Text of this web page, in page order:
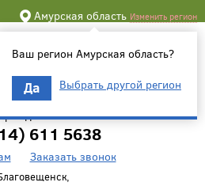
Амурская область Изменить регион
Ваш регион Амурская область?
Да Выбрать другой регион
для связи
611 5638
Заказать звонок